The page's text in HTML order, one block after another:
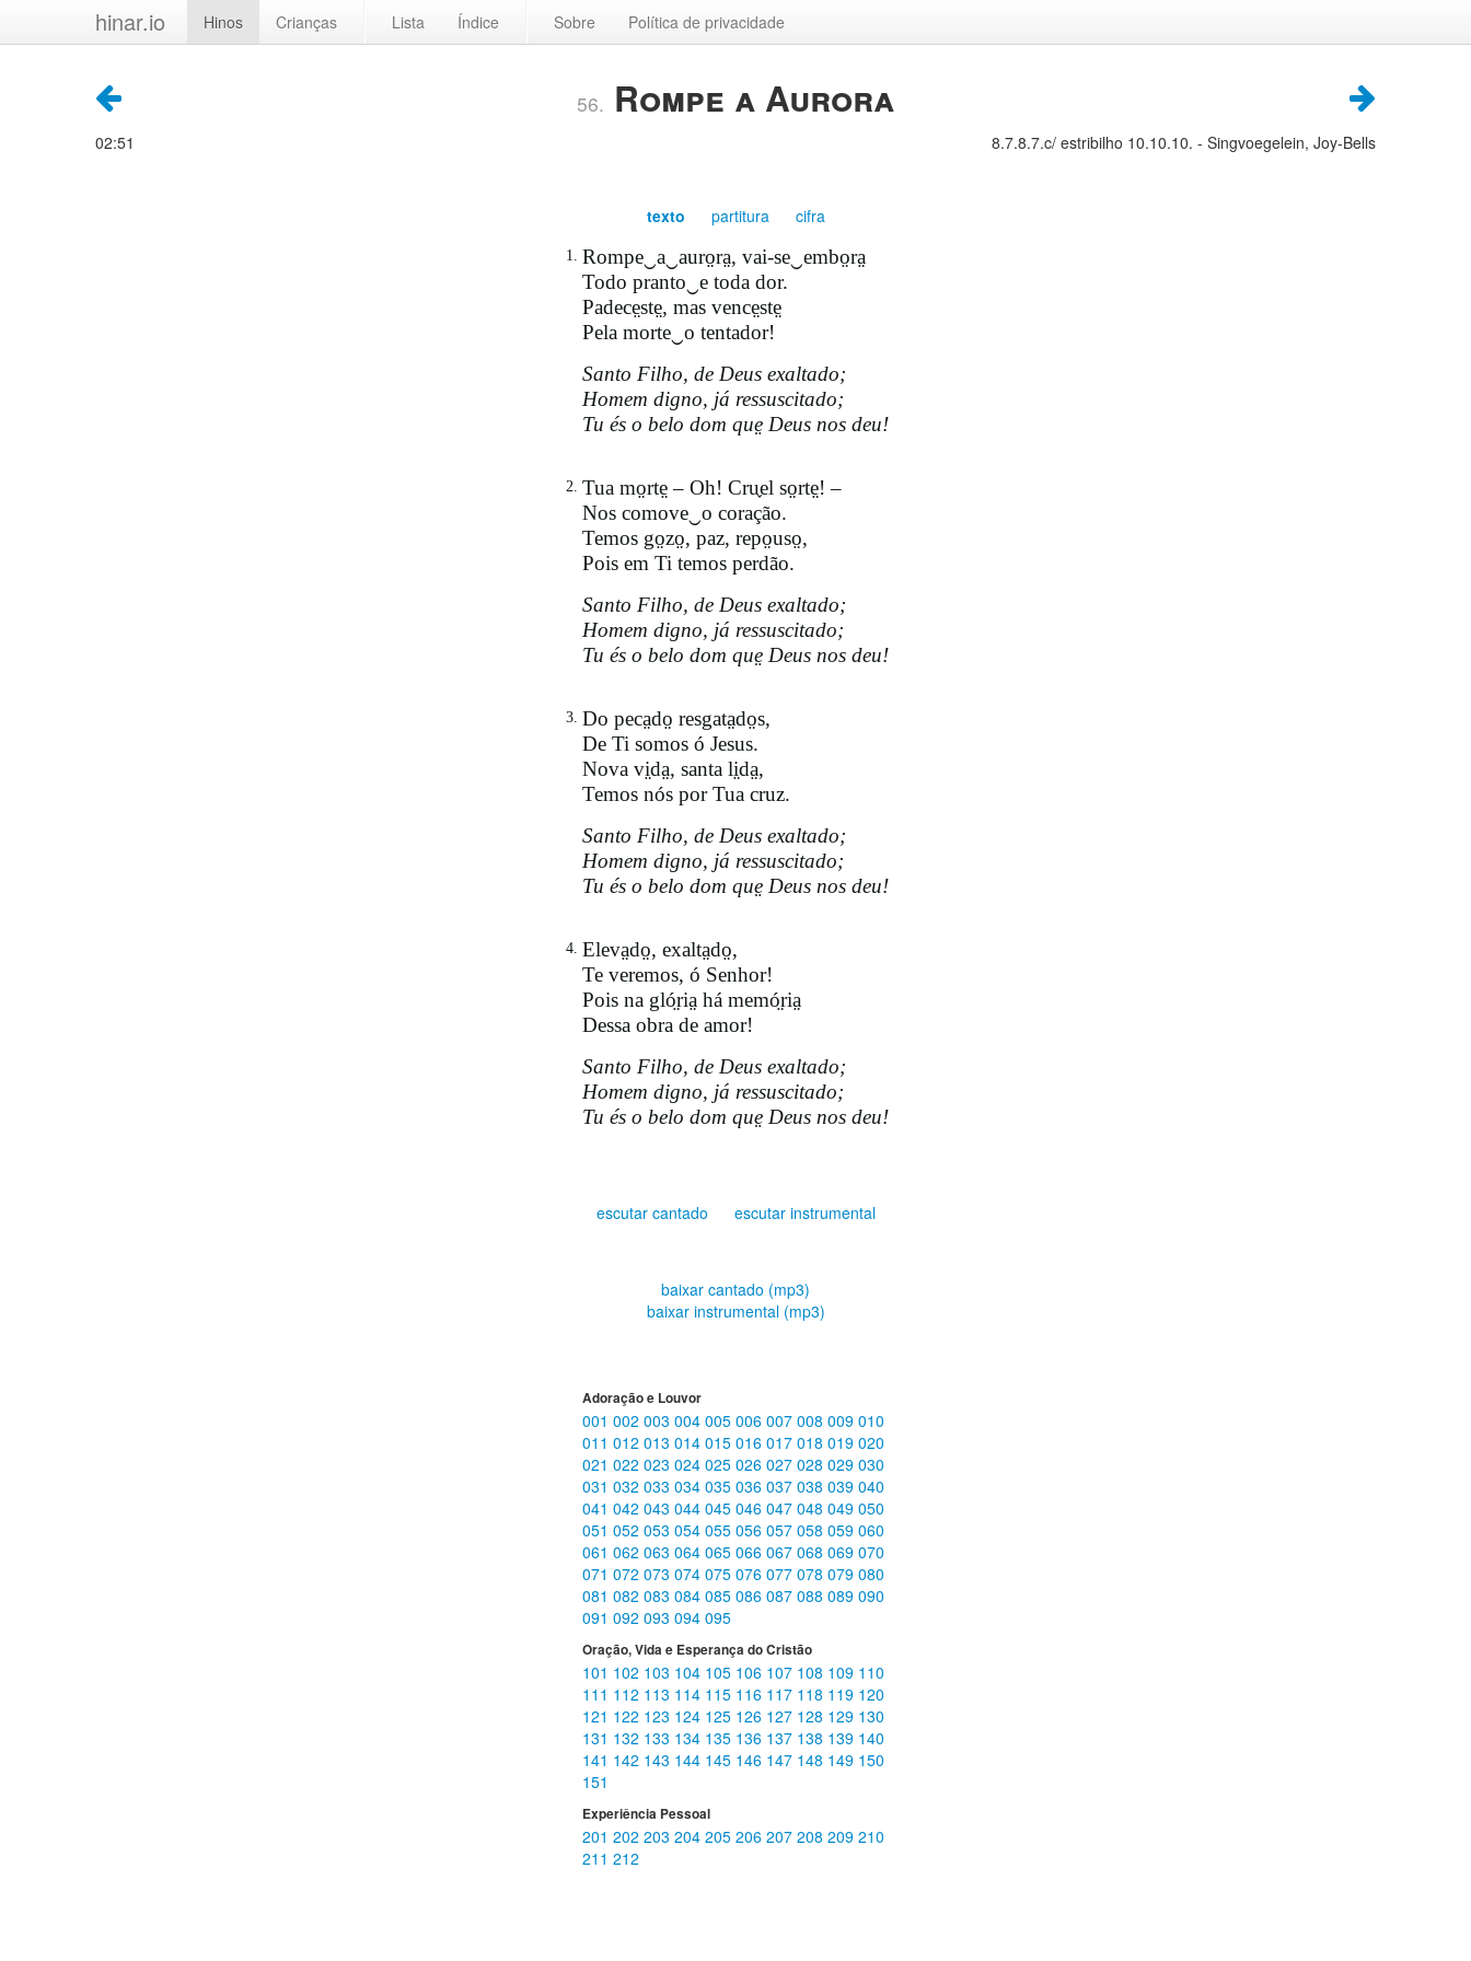
hinar.io Hinos Crianças Lista Índice Sobre Política de privacidade
56. Rompe a Aurora
02:51 8.7.8.7.c/ estribilho 10.10.10. - Singvoegelein, Joy-Bells
texto partitura cifra
1.
Rompe‿a‿auro̤ra̤, vai-se‿embo̤ra̤
Todo pranto‿e toda dor.
Padece̤ste̤, mas vence̤ste̤
Pela morte‿o tentador!
Santo Filho, de Deus exaltado;
Homem digno, já ressuscitado;
Tu és o belo dom que̤ Deus nos deu!
2. Tua mo̤rte̤ – Oh! Cru֪el so̤rte̤! –
Nos comove‿o coração.
Temos go̤zo̤, paz, repo̤uso̤,
Pois em Ti temos perdão.
Santo Filho, de Deus exaltado;
Homem digno, já ressuscitado;
Tu és o belo dom que̤ Deus nos deu!
3. Do peca̤do̤ resgata̤do̤s,
De Ti somos ó Jesus.
Nova vi̤da̤, santa li̤da̤,
Temos nós por Tua cruz.
Santo Filho, de Deus exaltado;
Homem digno, já ressuscitado;
Tu és o belo dom que̤ Deus nos deu!
4. Eleva̤do̤, exalta̤do̤,
Te veremos, ó Senhor!
Pois na gló̤ria̤ há memó̤ria̤
Dessa obra de amor!
Santo Filho, de Deus exaltado;
Homem digno, já ressuscitado;
Tu és o belo dom que̤ Deus nos deu!
escutar cantado escutar instrumental
baixar cantado (mp3)
baixar instrumental (mp3)
Adoração e Louvor
001 002 003 004 005 006 007 008 009 010
011 012 013 014 015 016 017 018 019 020
021 022 023 024 025 026 027 028 029 030
031 032 033 034 035 036 037 038 039 040
041 042 043 044 045 046 047 048 049 050
051 052 053 054 055 056 057 058 059 060
061 062 063 064 065 066 067 068 069 070
071 072 073 074 075 076 077 078 079 080
081 082 083 084 085 086 087 088 089 090
091 092 093 094 095
Oração, Vida e Esperança do Cristão
101 102 103 104 105 106 107 108 109 110
111 112 113 114 115 116 117 118 119 120
121 122 123 124 125 126 127 128 129 130
131 132 133 134 135 136 137 138 139 140
141 142 143 144 145 146 147 148 149 150
151
Experiência Pessoal
201 202 203 204 205 206 207 208 209 210
211 212